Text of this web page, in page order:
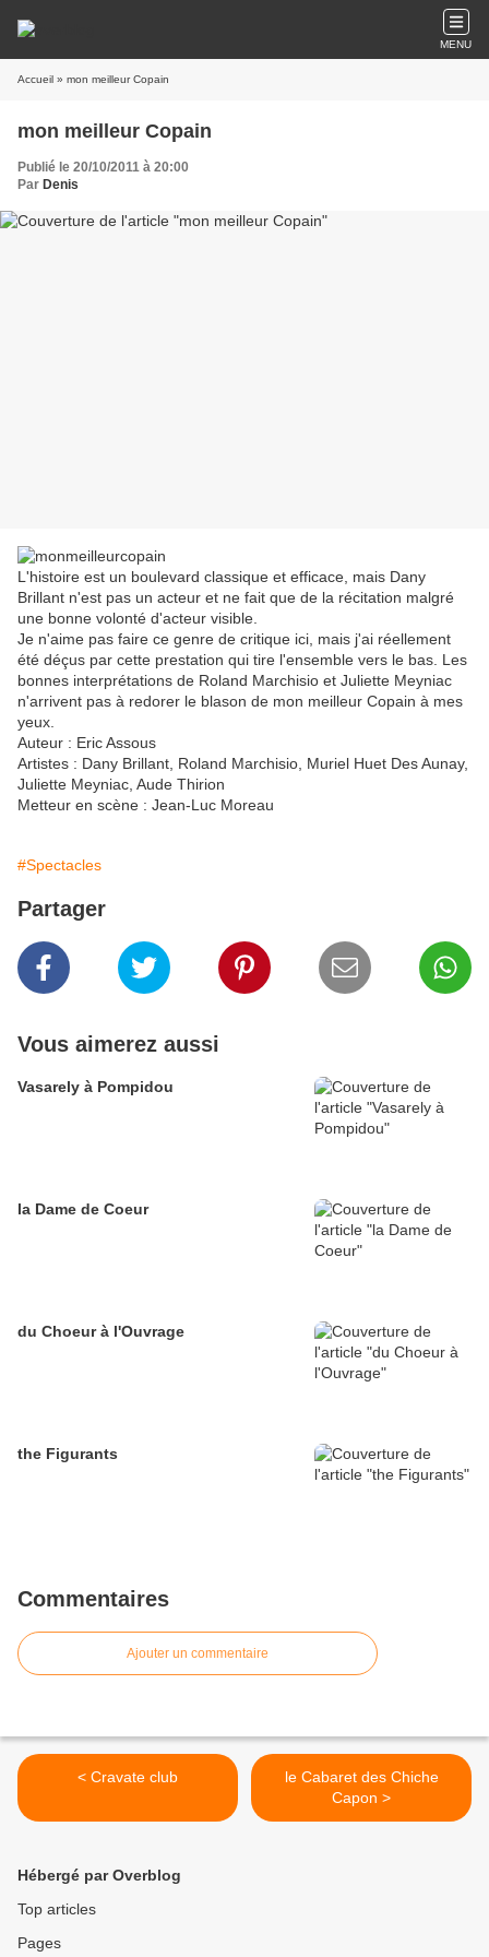
MENU
Accueil » mon meilleur Copain
mon meilleur Copain
Publié le 20/10/2011 à 20:00
Par Denis
L'histoire est un boulevard classique et efficace, mais Dany
Brillant n'est pas un acteur et ne fait que de la récitation malgré
une bonne volonté d'acteur visible.
Je n'aime pas faire ce genre de critique ici, mais j'ai réellement
été déçus par cette prestation qui tire l'ensemble vers le bas. Les
bonnes interprétations de Roland Marchisio et Juliette Meyniac
n'arrivent pas à redorer le blason de mon meilleur Copain à mes
yeux.
Auteur : Eric Assous
Artistes : Dany Brillant, Roland Marchisio, Muriel Huet Des Aunay,
Juliette Meyniac, Aude Thirion
Metteur en scène : Jean-Luc Moreau
#Spectacles
Partager
Vous aimerez aussi
Vasarely à Pompidou
la Dame de Coeur
du Choeur à l'Ouvrage
the Figurants
Commentaires
Ajouter un commentaire
< Cravate club
le Cabaret des Chiche
Capon >
Hébergé par Overblog
Top articles
Pages